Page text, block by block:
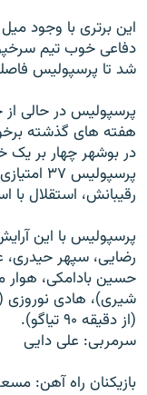
اين برتری با وجود ميل
دفاعی خوب تيم
شد تا پرسپوليس
پرسپوليس در حالی از
هفته های گذشته
در بوشهر چهار بر يک
رقيبانش، استقلال با
پرسپوليس با اين
رضايی،‌ سپهر حيدری،
(از دقيقه ۹۰ تياگو).
سرمربی: علی دايی
بازيکنان راه آهن: